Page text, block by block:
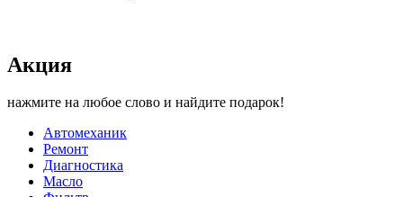
Акция
нажмите на любое слово и найдите подарок!
Автомеханик
Ремонт
Диагностика
Масло